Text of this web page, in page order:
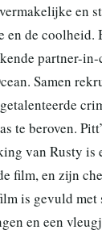
en
en de coolheid.
partner-
Samen
te beroven.
van Rusty is
film, en zijn
is gevuld
en een